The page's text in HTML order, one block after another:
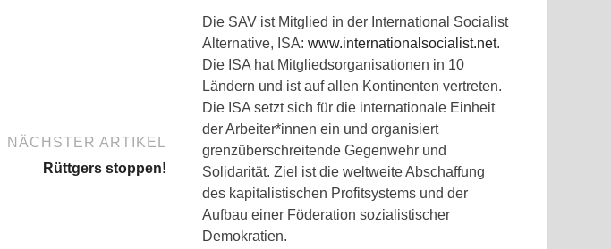
NÄCHSTER ARTIKEL
Rüttgers stoppen!
Die SAV ist Mitglied in der International Socialist
Alternative, ISA:www.internationalsocialist.net.
Die ISA hat Mitgliedsorganisationen in 10
Ländern und ist auf allen Kontinenten vertreten.
Die ISA setzt sich für die internationale Einheit
der Arbeiter*innen ein und organisiert
grenzüberschreitende Gegenwehr und
Solidarität. Ziel ist die weltweite Abschaffung
des kapitalistischen Profitsystems und der
Aufbau einer Föderation sozialistischer
Demokratien.